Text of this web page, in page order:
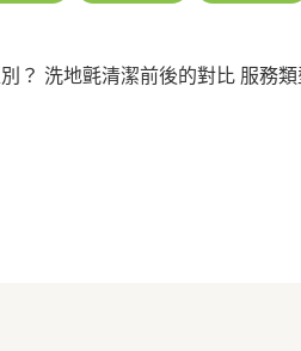
？ 洗地氈清潔前後的對比 服務